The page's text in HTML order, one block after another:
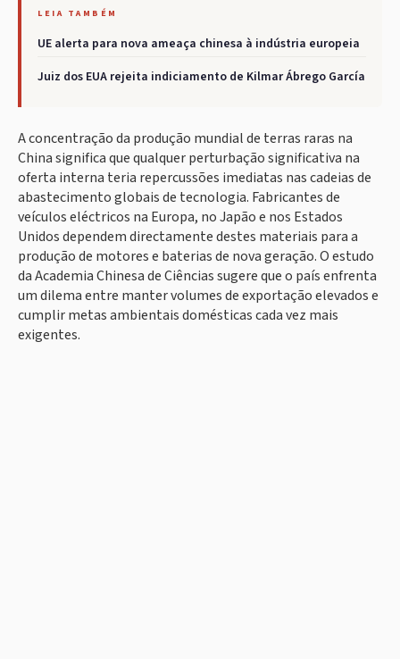
LEIA TAMBÉM
UE alerta para nova ameaça chinesa à indústria europeia
Juiz dos EUA rejeita indiciamento de Kilmar Ábrego García
A concentração da produção mundial de terras raras na
China significa que qualquer perturbação significativa na
oferta interna teria repercussões imediatas nas cadeias de
abastecimento globais de tecnologia. Fabricantes de
veículos eléctricos na Europa, no Japão e nos Estados
Unidos dependem directamente destes materiais para a
produção de motores e baterias de nova geração. O estudo
da Academia Chinesa de Ciências sugere que o país enfrenta
um dilema entre manter volumes de exportação elevados e
cumplir metas ambientais domésticas cada vez mais
exigentes.